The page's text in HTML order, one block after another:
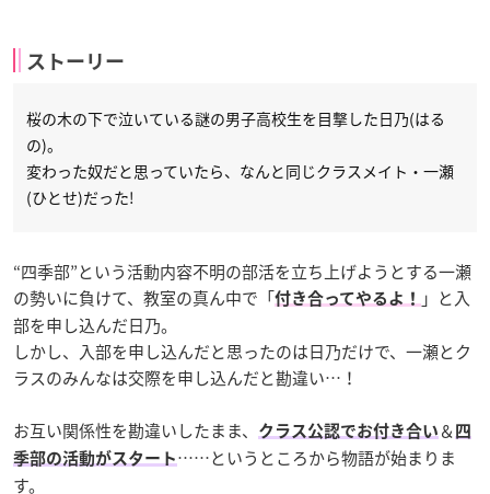
ストーリー
桜の木の下で泣いている謎の男子高校生を目撃した日乃(はる
の)。
変わった奴だと思っていたら、なんと同じクラスメイト・一瀬
(ひとせ)だった!
“四季部”という活動内容不明の部活を立ち上げようとする一瀬
の勢いに負けて、教室の真ん中で「付き合ってやるよ！
」と入
部を申し込んだ日乃。
しかし、入部を申し込んだと思ったのは日乃だけで、一瀬とク
ラスのみんなは交際を申し込んだと勘違い…！
お互い関係性を勘違いしたまま、 クラス公認でお付き合い ＆ 四
季部の活動がスタート ……というところから物語が始まりま
す。